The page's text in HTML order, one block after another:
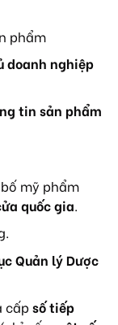
phẩm
doanh nghiệp
tin sản phẩm
mỹ phẩm
quốc gia.
Quản lý Dược
cấp số tiếp